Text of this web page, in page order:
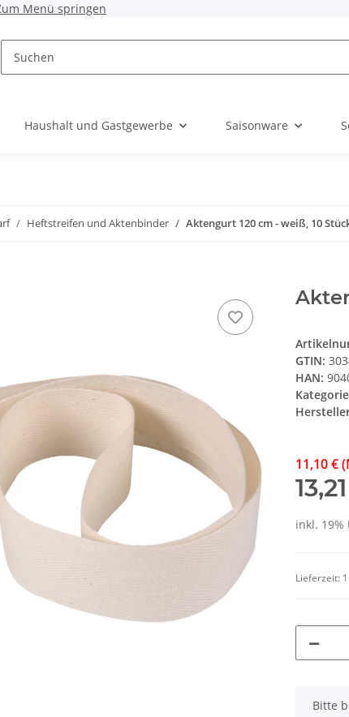
Menü springen
Haushalt und Gastgewerbe Saisonware
Heftstreifen und Aktenbinder Aktengurt 120 cm - weiß, 10
GTIN:
HAN:
11,10 €
inkl. 19%
Lieferzeit:
x
Bitte